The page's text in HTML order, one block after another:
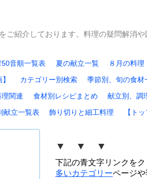
ご紹介しております。料理の疑問解消
50音順一覧表 夏の献立一覧 ８月の料理
カテゴリー別検索
季節別、旬の食材
関連 食材別レシピまとめ
献立別、調
献立一覧表 飾り切りと細工料理 【ト
▼ ▼ ▼
下記の青文字リンクをク
多いカテゴリーページ